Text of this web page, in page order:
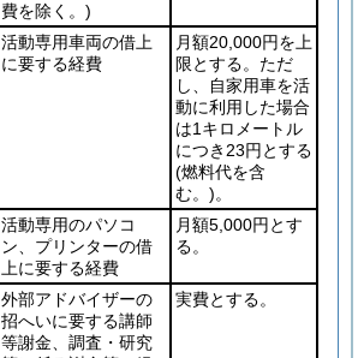
費を除く。)
活動専用車両の借上
に要する経費
月額20,000円を上
限とする。ただ
し、自家用車を活
動に利用した場合
は1キロメートル
につき23円とする
(燃料代を含
む。)。
活動専用のパソコ
ン、プリンターの借
上に要する経費
月額5,000円とす
る。
外部アドバイザーの
招へいに要する講師
等謝金、調査・研究
実費とする。